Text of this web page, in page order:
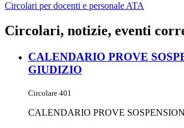
Circolari per docenti e personale ATA
Circolari, notizie, eventi
CALENDARIO PROVE
GIUDIZIO
Circolare 401
CALENDARIO PROVE